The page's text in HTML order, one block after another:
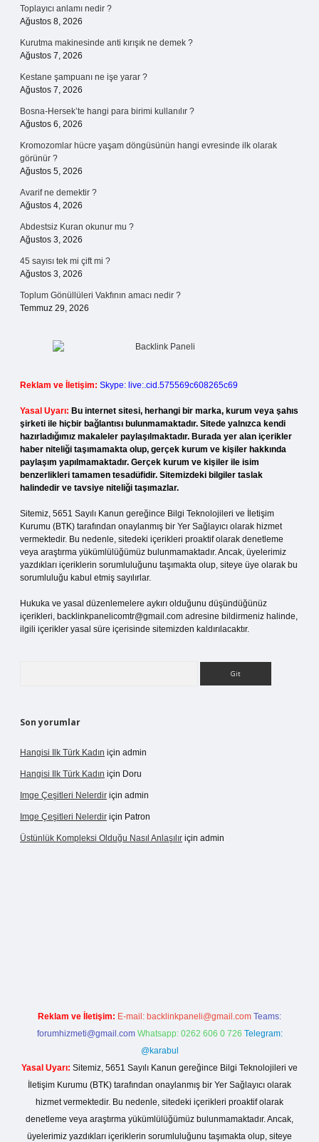
Toplayıcı anlamı nedir ?
Ağustos 8, 2026
Kurutma makinesinde anti kırışık ne demek ?
Ağustos 7, 2026
Kestane şampuanı ne işe yarar ?
Ağustos 7, 2026
Bosna-Hersek’te hangi para birimi kullanılır ?
Ağustos 6, 2026
Kromozomlar hücre yaşam döngüsünün hangi evresinde ilk olarak
görünür ?
Ağustos 5, 2026
Avarif ne demektir ?
Ağustos 4, 2026
Abdestsiz Kuran okunur mu ?
Ağustos 3, 2026
45 sayısı tek mi çift mi ?
Ağustos 3, 2026
Toplum Gönüllüleri Vakfının amacı nedir ?
Temmuz 29, 2026
Reklam ve İletişim: Skype: live:.cid.575569c608265c69
Yasal Uyarı: Bu internet sitesi, herhangi bir marka, kurum veya şahıs
şirketi ile hiçbir bağlantısı bulunmamaktadır. Sitede yalnızca kendi
hazırladığımız makaleler paylaşılmaktadır. Burada yer alan içerikler
haber niteliği taşımamakta olup, gerçek kurum ve kişiler hakkında
paylaşım yapılmamaktadır. Gerçek kurum ve kişiler ile isim
benzerlikleri tamamen tesadüfidir. Sitemizdeki bilgiler taslak
halindedir ve tavsiye niteliği taşımazlar.
Sitemiz, 5651 Sayılı Kanun gereğince Bilgi Teknolojileri ve İletişim
Kurumu (BTK) tarafından onaylanmış bir Yer Sağlayıcı olarak hizmet
vermektedir. Bu nedenle, sitedeki içerikleri proaktif olarak denetleme
veya araştırma yükümlülüğümüz bulunmamaktadır. Ancak, üyelerimiz
yazdıkları içeriklerin sorumluluğunu taşımakta olup, siteye üye olarak bu
sorumluluğu kabul etmiş sayılırlar.
Hukuka ve yasal düzenlemelere aykırı olduğunu düşündüğünüz
içerikleri, backlinkpanelicomtr@gmail.com adresine bildirmeniz halinde,
ilgili içerikler yasal süre içerisinde sitemizden kaldırılacaktır.
Son yorumlar
Hangisi Ilk Türk Kadın için admin
Hangisi Ilk Türk Kadın için Doru
Imge Çeşitleri Nelerdir için admin
Imge Çeşitleri Nelerdir için Patron
Üstünlük Kompleksi Olduğu Nasıl Anlaşılır için admin
Reklam ve İletişim: E-mail: backlinkpaneli@gmail.com Teams:
forumhizmeti@gmail.com Whatsapp: 0262 606 0 726 Telegram:
@karabul
Yasal Uyarı: Sitemiz, 5651 Sayılı Kanun gereğince Bilgi Teknolojileri ve
İletişim Kurumu (BTK) tarafından onaylanmış bir Yer Sağlayıcı olarak
hizmet vermektedir. Bu nedenle, sitedeki içerikleri proaktif olarak
denetleme veya araştırma yükümlülüğümüz bulunmamaktadır. Ancak,
üyelerimiz yazdıkları içeriklerin sorumluluğunu taşımakta olup, siteye